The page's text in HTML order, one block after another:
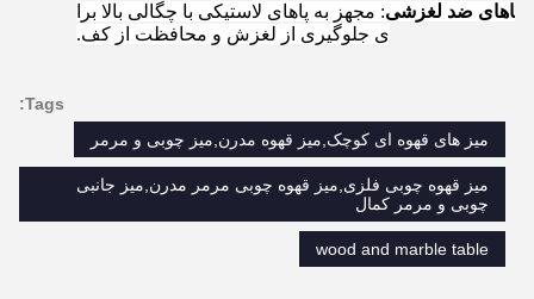
پاهای ضد لغزشی: مجهز به پاهای لاستیکی با چگالی بالا برا
ی جلوگیری از لغزش و محافظت از کف.
Tags:
میز های قهوه ای کوچک,میز قهوه مدرن,میز چوبی و مرمر
میز قهوه چوبی فلزی,میز قهوه چوبی مرمر مدرن,میز جانبی
چوبی و مرمر کمال
wood and marble table